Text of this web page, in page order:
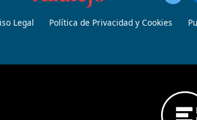
Legal Política de Privacidad y Cookies